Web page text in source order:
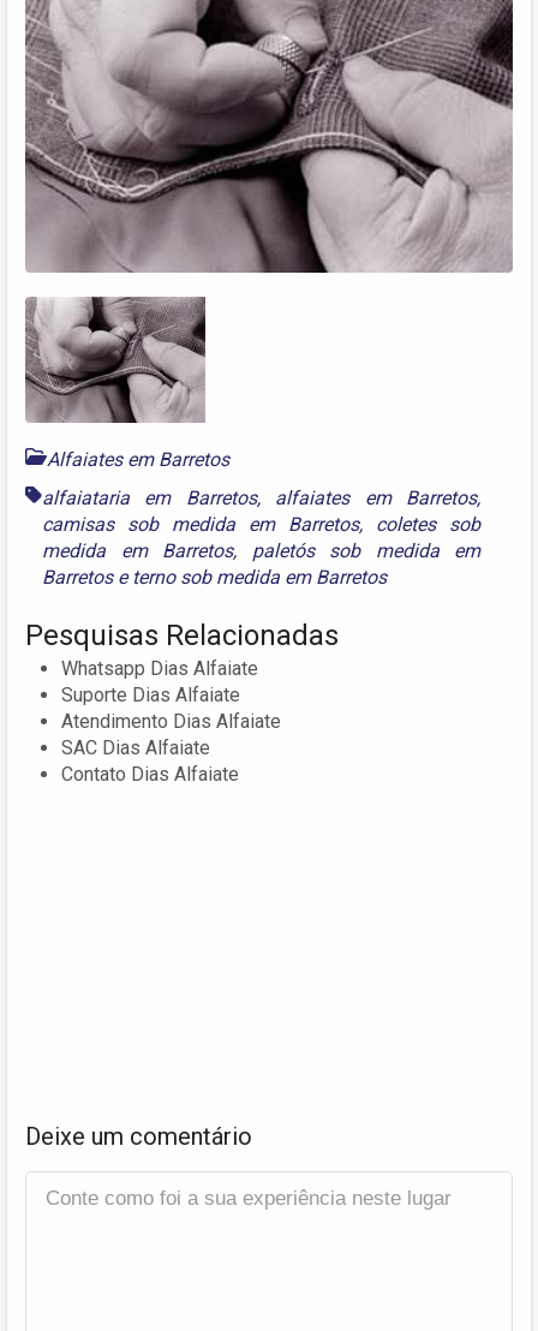
Alfaiates em Barretos
alfaiataria em Barretos, alfaiates em Barretos,
camisas sob medida em Barretos, coletes sob
medida em Barretos, paletós sob medida em
Barretose terno sob medida em Barretos
Pesquisas Relacionadas
Whatsapp Dias Alfaiate
Suporte Dias Alfaiate
Atendimento Dias Alfaiate
SAC Dias Alfaiate
Contato Dias Alfaiate
Deixe um comentário